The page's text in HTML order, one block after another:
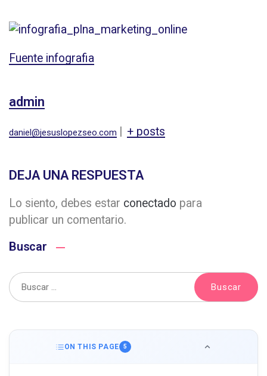
Fuente infografia
admin
daniel@jesuslopezseo.com + posts
DEJA UNA RESPUESTA
Lo siento, debes estar conectado para
publicar un comentario.
Buscar
ON THIS PAGE 5